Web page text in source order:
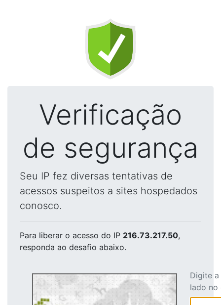
Verificação
de segurança
Seu IP fez diversas tentativas de
acessos suspeitos a sites hospedados
conosco.
Para liberar o acesso do IP 216.73.217.50,
responda ao desafio abaixo.
Digite
lado no